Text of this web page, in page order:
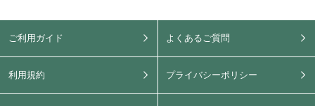
ご利用ガイド よくあるご質問
利用規約 プライバシーポリシー